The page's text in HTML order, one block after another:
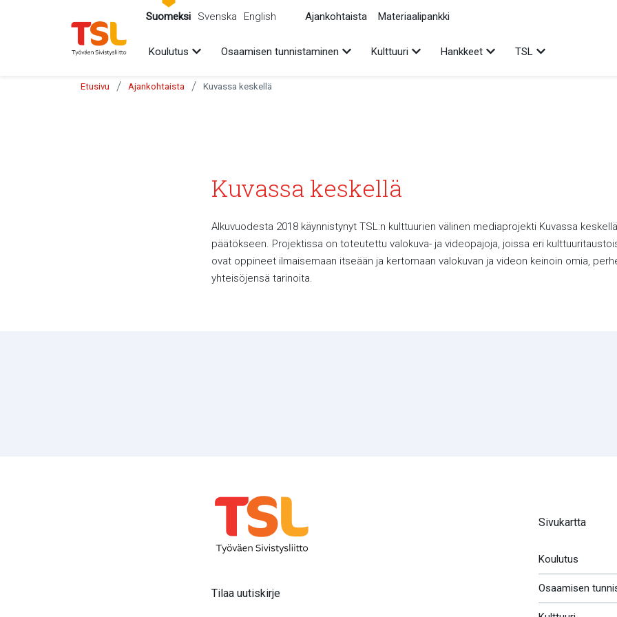
Suomeksi Svenska English Ajankohtaista Materiaalipankki
Koulutus Avaa alavalikko
Osaamisen tunnistaminen Avaa alavalikko
Kulttuuri Avaa alavalikko
Hankkeet Avaa alavalikko
TSL Avaa alavalikko
Etusivu / Ajankohtaista / Kuvassa keskellä
Kuvassa keskellä
Alkuvuodesta 2018 käynnistynyt TSL:n kulttuurien välinen mediaprojekti Kuvassa
päätökseen. Projektissa on toteutettu valokuva- ja videopajoja, joissa eri
ovat oppineet ilmaisemaan itseään ja kertomaan valokuvan ja videon keinoin omia,
yhteisöjensä tarinoita.
Tilaa uutiskirje
Sivukartta
Koulutus
Osaamisen